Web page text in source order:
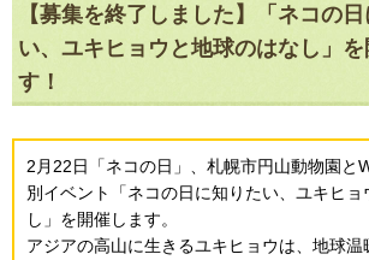
【募集を終了しました】「ネコの
い、ユキヒョウと地球のはなし」を
す！
2月22日「ネコの日」、札幌市円山動物園と
別イベント「ネコの日に知りたい、ユキヒョ
し」を開催します。
アジアの高山に生きるユキヒョウは、地球